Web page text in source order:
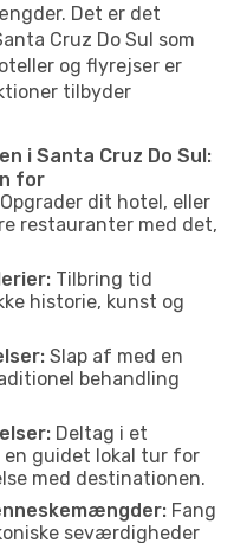
Det er det
Cruz Do Sul som
og flyrejser er
tilbyder
i Santa Cruz Do Sul:
for
Opgrader dit hotel, eller
restauranter med det,
Tilbring tid
historie, kunst og
Slap af med en
behandling
Deltag i et
en guidet lokal tur for
med destinationen.
Fang
seværdigheder